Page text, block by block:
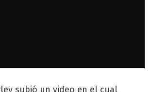
subió un video en el cual